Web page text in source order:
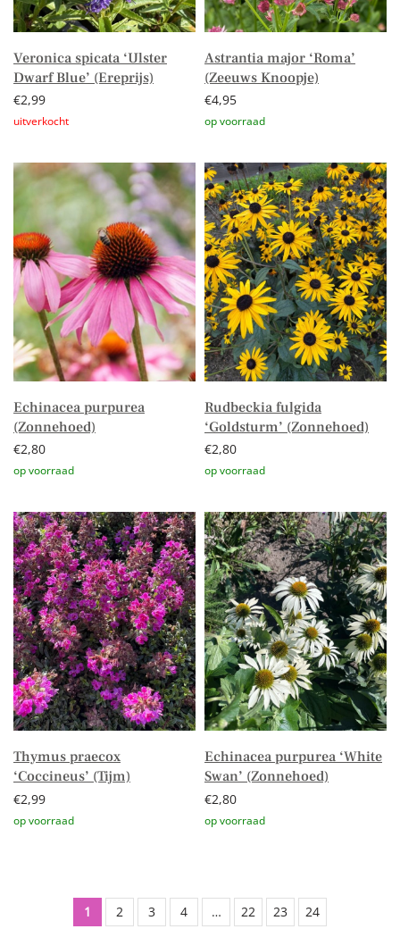
Veronica spicata ‘Ulster
Dwarf Blue’ (Ereprijs)
€2,99
Astrantia major ‘Roma’
(Zeeuws Knoopje)
€4,95
Echinacea purpurea
(Zonnehoed)
€2,80
Rudbeckia fulgida
‘Goldsturm’ (Zonnehoed)
€2,80
Thymus praecox
‘Coccineus’ (Tijm)
€2,99
Echinacea purpurea ‘White
Swan’ (Zonnehoed)
€2,80
1 2 3 4 … 22 23 24